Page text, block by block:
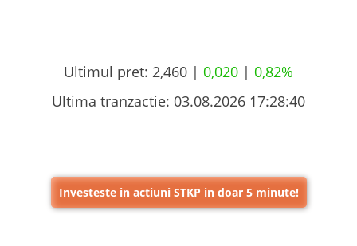
Ultimul pret: 2,460 | 0,020 | 0,82%
Ultima tranzactie: 03.08.2026 17:28:40
Investeste in actiuni STKP in doar 5 minute!